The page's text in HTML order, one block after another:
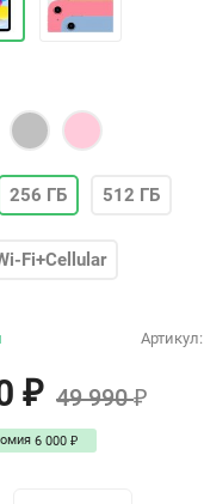
256 ГБ 512 ГБ
Fi+Cellular
Артикул:
₽ 49 990₽
6 000 ₽